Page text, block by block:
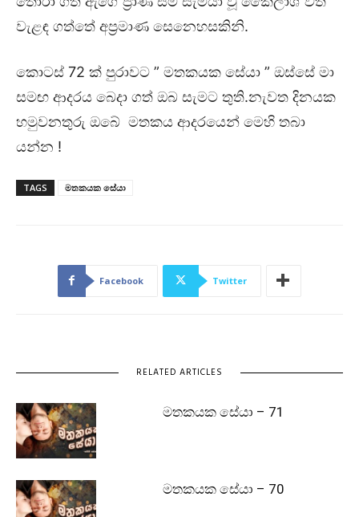
වැළඳ ගත්තේ අප්‍රමාණ සෙනෙහසකිනි.
කොටස් 72 ක් පුරාවට ” මතකයක සේයා ” ඔස්සේ මා
සමඟ ආදරය බෙදා ගත් ඔබ සැමට තුති.නැවත දිනයක
හමුවනතුරු ඔබේ මතකය ආදරයෙන් මෙහි තබා
යන්න !
TAGS මතකයක සේයා
Facebook Twitter
RELATED ARTICLES
මතකයක සේයා – 71
මතකයක සේයා – 70